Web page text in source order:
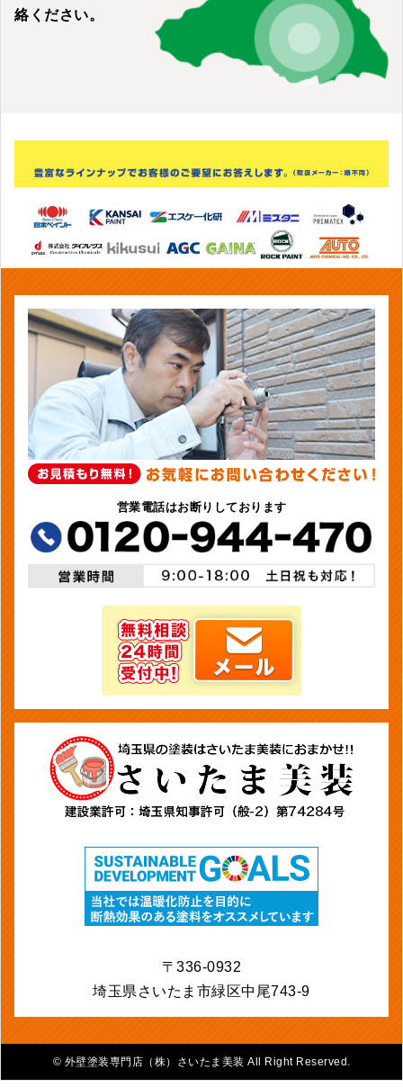
絡ください。
営業電話はお断りしております
〒336-0932
埼玉県さいたま市緑区中尾743-9
© 外壁塗装専門店（株）さいたま美装 All Right Reserved.